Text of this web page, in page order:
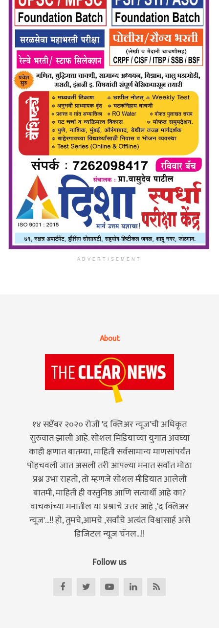
ADVERTISEMENT
About
१४ सप्टेंबर २०२० रोजी 'द क्लिअर न्यूज'ची अधिकृत
सुरुवात झाली आहे. सोशल मिडियाच्या युगात अवघ्या
काही क्षणात बातम्या, माहिती सर्वसामान्य माणसांपर्यंत
पोहचवली जात असली तरी आपल्या मनात सर्वात मोठा
प्रश्न उभा राहतो, तो म्हणजे सोशल मीडियात आलेली
बातमी, माहिती ही वस्तुनिष्ठ आणि सत्यार्थी आहे का?
वाचकांच्या मनातील या प्रश्नाचे उत्तर आहे ,'द क्लिअर
न्यूज'...!! हो, तुमचे,आमचे ,सर्वांचे अत्यंत विश्वासार्ह असे
डिजिटल न्यूज चॅनल...!!
Follow us